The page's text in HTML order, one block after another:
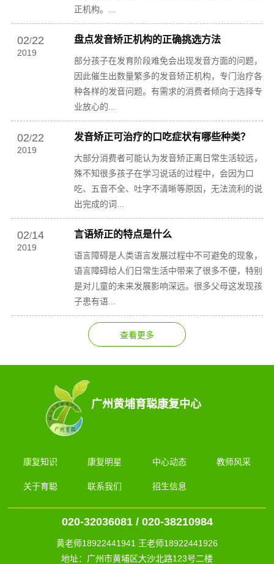
正机构。...
02/22
2019
盘点发音矫正机构的正确挑选方法
部分孩子在发育阶段难免会出现发音方面的问题，
因此催生出数量繁多的发音矫正机构，专门治疗各
种各样的发音问题。有需求的消费者倾向于选择专
业放心的...
02/22
2019
发音矫正可治疗的口吃症状有哪些种类？
大部分消费者可能认为发音矫正离日常生活较远，
殊不知很多孩子在学习说话的过程中，会因为口
吃、五音不全、吐字不清晰等原因，无法流利的说
出完成的词...
02/14
2019
言语矫正的特点是什么
语言障碍是人类语言发展过程中不可避免的现象，
语言障碍给人们日常生活中带来了很多不便，特别
是对儿童的未来发展影响深远。很多父母这发现孩
子患有语...
广州黄埔育聪康复中心
康复知识 康复明星 中心动态 教师风采
关于育聪 联系我们 招生信息
020-32036081 / 020-38210984
黄老师18922441941 王老师18922441926
地址：广州市黄埔区大沙北路123号二楼